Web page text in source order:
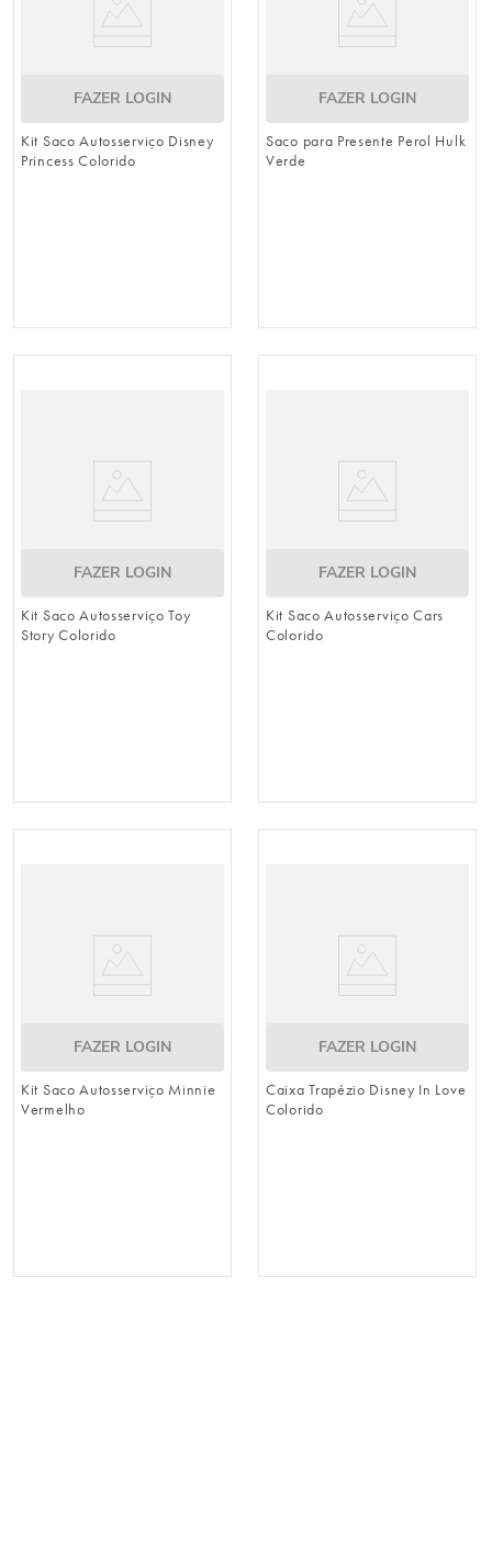
FAZER LOGIN
Kit Saco Autosserviço Disney
Princess Colorido
FAZER LOGIN
Saco para Presente Perol Hulk
Verde
FAZER LOGIN
Kit Saco Autosserviço Toy
Story Colorido
FAZER LOGIN
Kit Saco Autosserviço Cars
Colorido
FAZER LOGIN
Kit Saco Autosserviço Minnie
Vermelho
FAZER LOGIN
Caixa Trapézio Disney In Love
Colorido